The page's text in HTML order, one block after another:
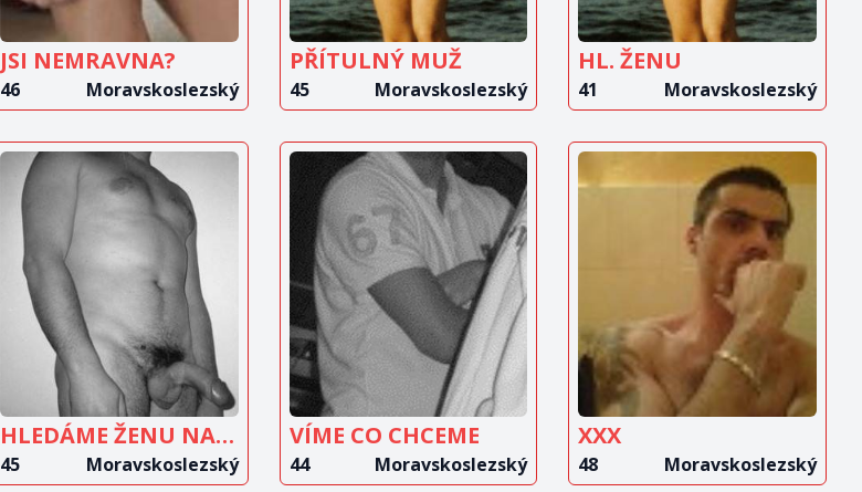
JSI NEMRAVNA?
46 Moravskoslezský
PŘÍTULNÝ MUŽ
45 Moravskoslezský
HL. ŽENU
41 Moravskoslezský
ZOBRAZIT
INZERÁT
HLEDÁME ŽENU NA SEX
45 Moravskoslezský
ZOBRAZIT
INZERÁT
VÍME CO CHCEME
44 Moravskoslezský
ZOBRAZIT
INZERÁT
XXX
48 Moravskoslezský